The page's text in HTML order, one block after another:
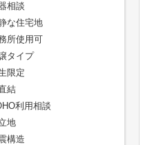
相談
な住宅地
所使用可
タイプ
限定
結
利用相談
地
構造